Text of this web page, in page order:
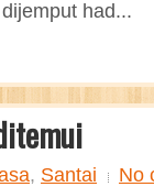
had...
, Santai No